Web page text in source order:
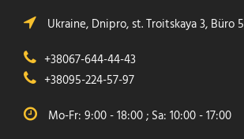
Ukraine, Dnipro, st. Troitskaya 3, Büro 5
+38067-644-44-43
+38095-224-57-97
Mo-Fr: 9:00 - 18:00 ; Sa: 10:00 - 17:00